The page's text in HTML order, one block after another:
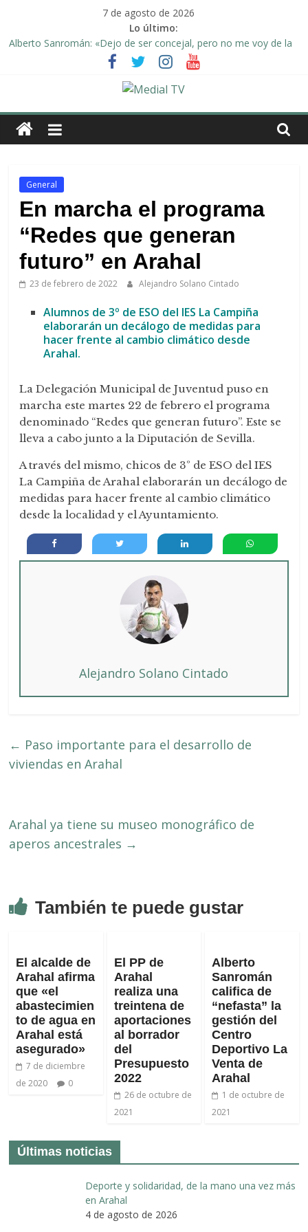
contenido
7 de agosto de 2026
Lo último:
Alberto Sanromán: «Dejo de ser concejal, pero no me voy de la
Deporte y solidaridad, de la mano una vez más en Arahal
El emotivo agradecimiento de la familia afectada por el incendio
Convocado nuevo pleno ordinario del Ayuntamiento de Arahal
Una Plataforma de Morón pide unión a los pueblos de la
comarca para evitar la planta de biogás en término de Arahal
Medial
TV
diario
digital
televisión
de
Arahal
General
En marcha el programa
“Redes que generan
futuro” en Arahal
23 de febrero de 2022 Alejandro Solano Cintado
Alumnos de 3º de ESO del IES La Campiña
elaborarán un decálogo de medidas para
hacer frente al cambio climático desde
Arahal.
La Delegación Municipal de Juventud puso en
marcha este martes 22 de febrero el programa
denominado “Redes que generan futuro”. Este se
lleva a cabo junto a la Diputación de Sevilla.
A través del mismo, chicos de 3º de ESO del IES
La Campiña de Arahal elaborarán un decálogo de
medidas para hacer frente al cambio climático
desde la localidad y el Ayuntamiento.
Alejandro Solano Cintado
← Paso importante para el desarrollo de
viviendas en Arahal
Arahal ya tiene su museo monográfico de
aperos ancestrales →
También te puede gustar
El alcalde de
Arahal afirma
que «el
abastecimien
to de agua en
Arahal está
asegurado»
7 de diciembre
de 2020
0
El PP de
Arahal
realiza una
treintena de
aportaciones
al borrador
del
Presupuesto
2022
26 de octubre de
2021
Alberto
Sanromán
califica de
“nefasta” la
gestión del
Centro
Deportivo La
Venta de
Arahal
1 de octubre de
2021
Últimas noticias
Deporte y solidaridad, de la mano una vez más
en Arahal
4 de agosto de 2026